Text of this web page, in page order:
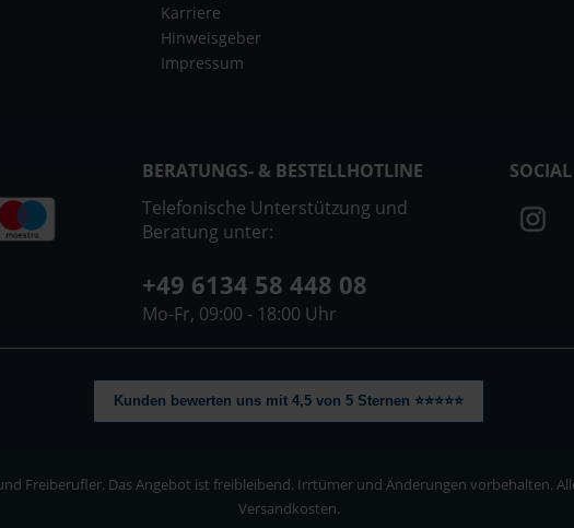
Karriere
Hinweisgeber
Impressum
BERATUNGS- & BESTELLHOTLINE
Telefonische Unterstützung und
Beratung unter:
+49 6134 58 448 08
Mo-Fr, 09:00 - 18:00 Uhr
Kunden bewerten uns mit 4,5 von 5 Sternen ⭐⭐⭐⭐⭐
Freiberufler. Das Angebot ist freibleibend. Irrtümer und Änderungen vorbehalten.
Versandkosten.